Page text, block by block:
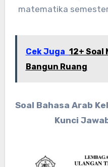
matematika
Cek Juga 12+ Soal
Bangun Ruang
Soal Bahasa Arab
Kunci